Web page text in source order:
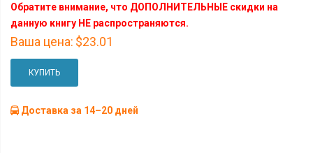
Обратите внимание, что ДОПОЛНИТЕЛЬНЫЕ скидки на
данную книгу НЕ распространяются.
Ваша цена: $23.01
КУПИТЬ
Доставка за 14–20 дней